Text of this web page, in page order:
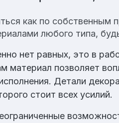
как по собственным
любого типа,
нет равных, это в
материал позволяет
Детали
стоит всех усилий.